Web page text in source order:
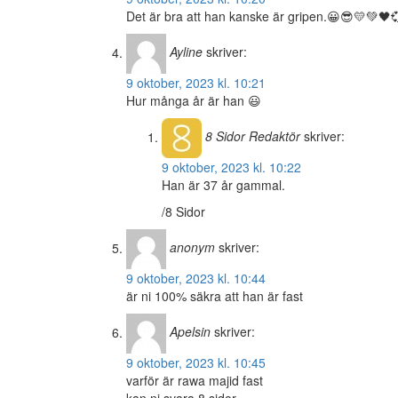
Det är bra att han kanske är
Ayline skriver:
9 oktober, 2023 kl. 10:21
Hur många år är han 😃
8 SidorRedaktör skriver:
9 oktober, 2023 kl. 10:22
Han är 37 år gammal.
/8 Sidor
anonym skriver:
9 oktober, 2023 kl. 10:44
är ni 100% säkra att han är fast
Apelsin skriver:
9 oktober, 2023 kl. 10:45
varför är rawa majid fast